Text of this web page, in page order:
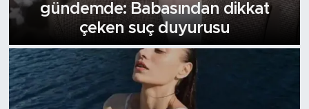
gündemde: Babasından dikkat
çeken suç duyurusu